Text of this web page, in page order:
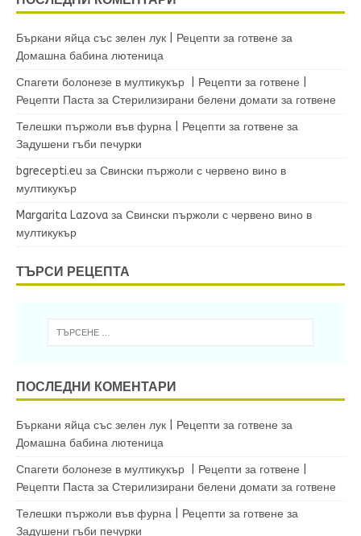
Бъркани яйца със зелен лук | Рецепти за готвене за
Домашна бабина лютеница
Спагети болонезе в мултикукър | Рецепти за готвене |
Рецепти Паста за Стерилизирани белени домати за готвене
Телешки пържоли във фурна | Рецепти за готвене за
Задушени гъби печурки
bgrecepti.eu за Свински пържоли с червено вино в
мултикукър
Margarita Lazova за Свински пържоли с червено вино в
мултикукър
ТЪРСИ РЕЦЕПТА
ПОСЛЕДНИ КОМЕНТАРИ
Бъркани яйца със зелен лук | Рецепти за готвене за
Домашна бабина лютеница
Спагети болонезе в мултикукър | Рецепти за готвене |
Рецепти Паста за Стерилизирани белени домати за готвене
Телешки пържоли във фурна | Рецепти за готвене за
Задушени гъби печурки